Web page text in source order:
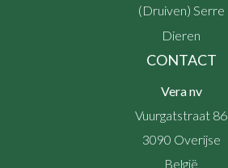
(Druiven) Serre
Dieren
CONTACT
Vera nv
Vuurgatstraat 86
3090 Overijse
België